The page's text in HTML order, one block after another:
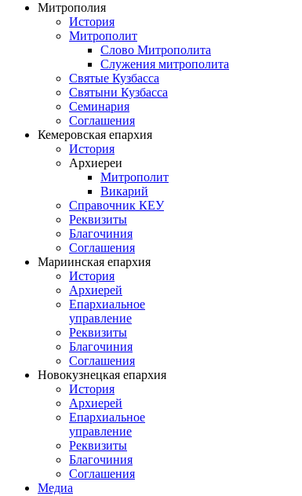
Митрополия
История
Митрополит
Слово Митрополита
Служения митрополита
Святые Кузбасса
Святыни Кузбасса
Семинария
Соглашения
Кемеровская епархия
История
Архиереи
Митрополит
Викарий
Справочник КЕУ
Реквизиты
Благочиния
Соглашения
Мариинская епархия
История
Архиерей
Епархиальное
управление
Реквизиты
Благочиния
Соглашения
Новокузнецкая епархия
История
Архиерей
Епархиальное
управление
Реквизиты
Благочиния
Соглашения
Медиа